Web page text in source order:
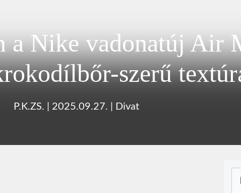
a Nike vadonatúj Air
szerű
P.K.ZS. 2025.09.27. Divat